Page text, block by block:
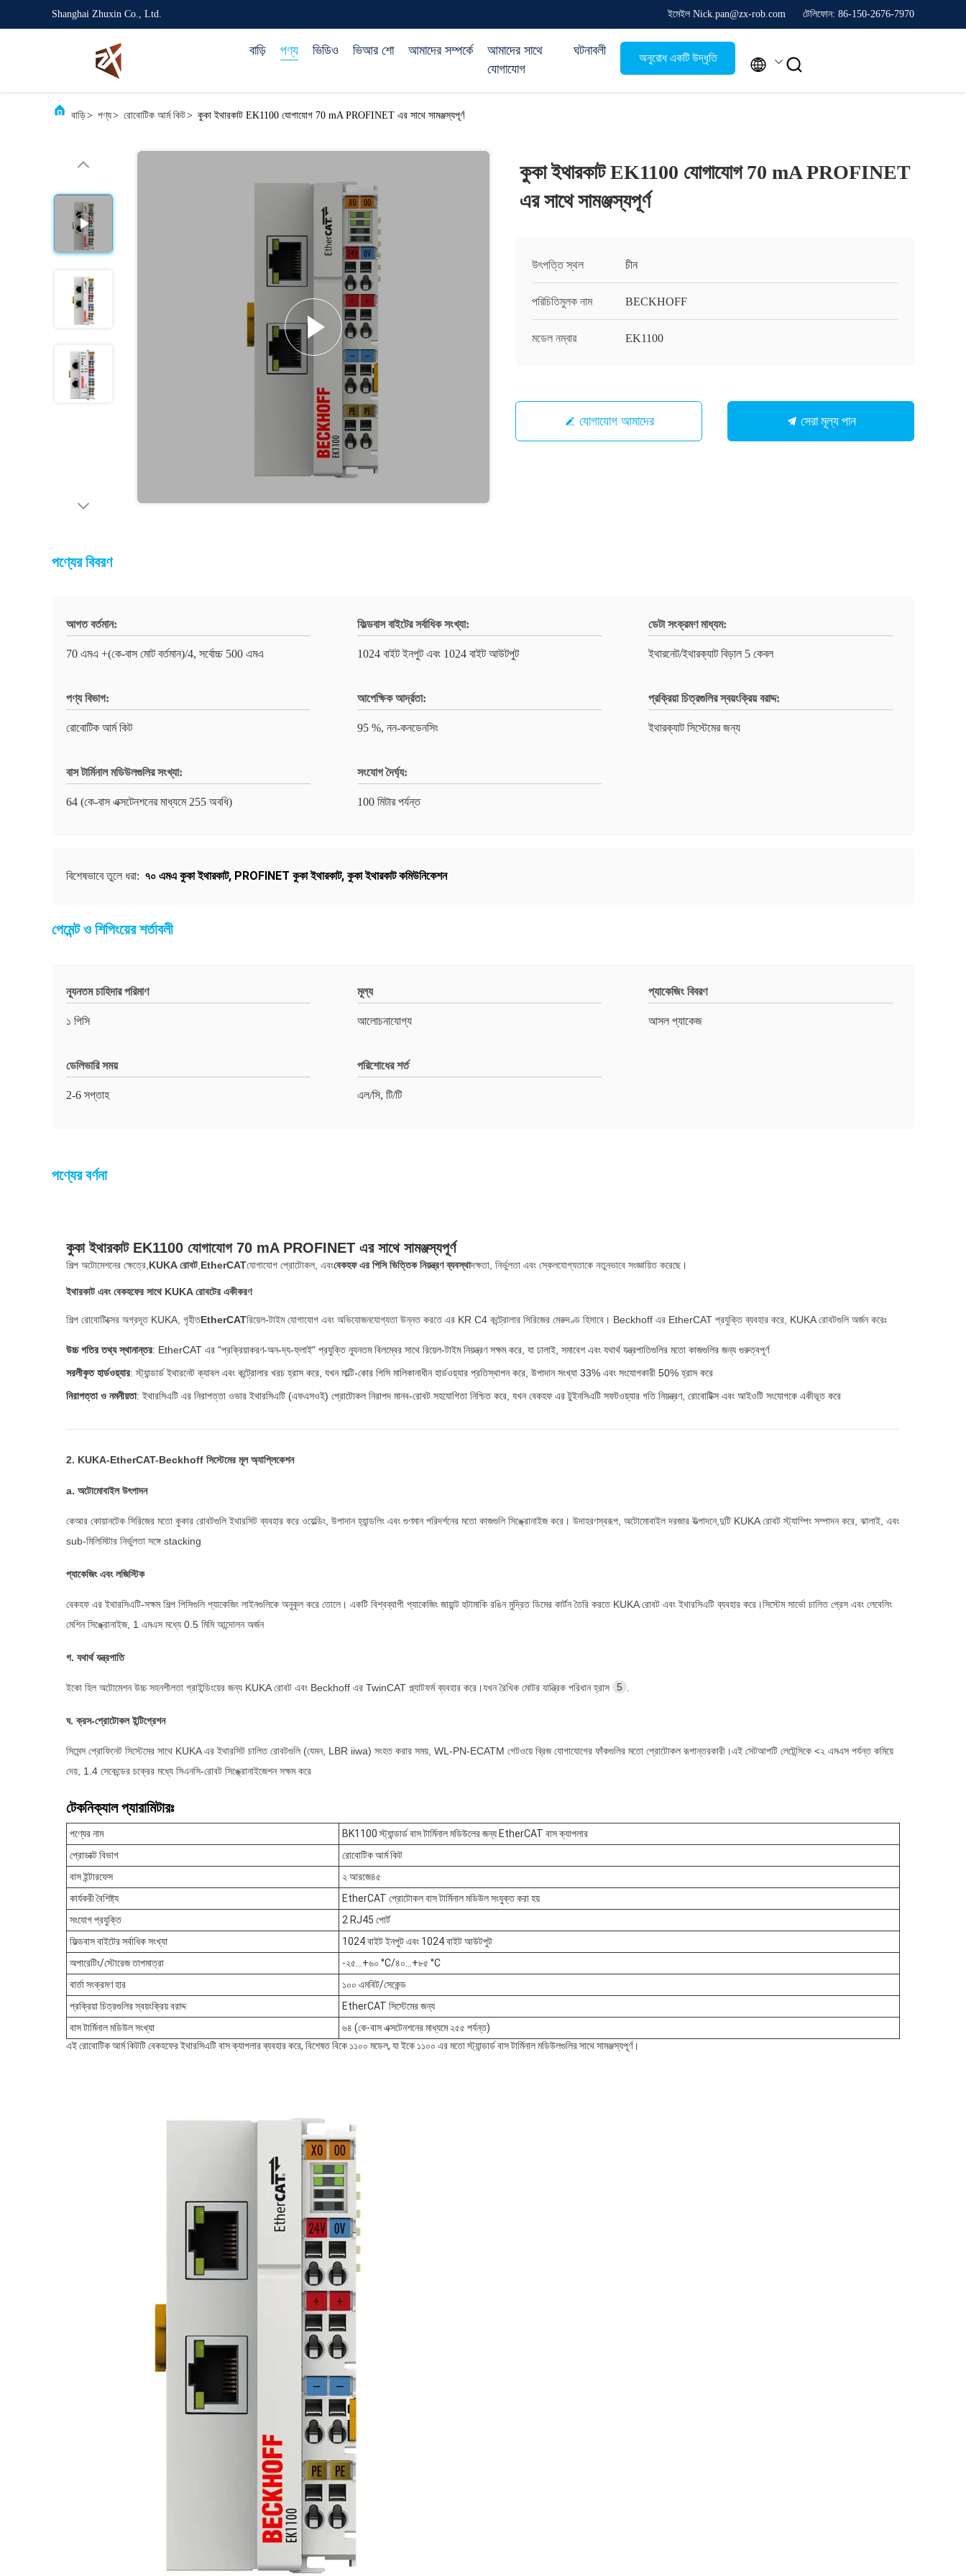
Shanghai Zhuxin Co., Ltd. ইমেইল Nick.pan@zx-rob.com টেলিফোন: 86-150-2676-7970
বাড়ি পণ্য ভিডিও ভিআর শো আমাদের সম্পর্কে
আমাদের সাথে
যোগাযোগ
ঘটনাবলী
অনুরোধ একটি উদ্ধৃতি  
বাড়ি> পণ্য> রোবোটিক আর্ম কিট> কুকা ইথারকাট EK1100 যোগাযোগ 70 mA PROFINET এর সাথে সামঞ্জস্যপূর্ণ
কুকা ইথারকাট EK1100 যোগাযোগ 70 mA PROFINET
এর সাথে সামঞ্জস্যপূর্ণ
উৎপত্তি স্থল চীন
পরিচিতিমুলক নাম BECKHOFF
মডেল নম্বার EK1100
যোগাযোগ আমাদের সেরা মূল্য পান
পণ্যের বিবরণ
আগত বর্তমান:
70 এমএ +(কে-বাস মোট বর্তমান)/4, সর্বোচ্চ 500 এমএ
ফিল্ডবাস বাইটের সর্বাধিক সংখ্যা:
1024 বাইট ইনপুট এবং 1024 বাইট আউটপুট
ডেটা সংক্রমণ মাধ্যম:
ইথারনেট/ইথারক্যাট বিড়াল 5 কেবল
পণ্য বিভাগ:
রোবোটিক আর্ম কিট
আপেক্ষিক আর্দ্রতা:
95 %, নন-কনডেনসিং
প্রক্রিয়া চিত্রগুলির স্বয়ংক্রিয় বরাদ্দ:
ইথারক্যাট সিস্টেমের জন্য
বাস টার্মিনাল মডিউলগুলির সংখ্যা:
64 (কে-বাস এক্সটেনশনের মাধ্যমে 255 অবধি)
সংযোগ দৈর্ঘ্য:
100 মিটার পর্যন্ত
বিশেষভাবে তুলে ধরা: ৭০ এমএ কুকা ইথারকাট, PROFINET কুকা ইথারকাট, কুকা ইথারকাট কমিউনিকেশন
পেমেন্ট ও শিপিংয়ের শর্তাবলী
ন্যূনতম চাহিদার পরিমাণ
১ পিসি
মূল্য
আলোচনাযোগ্য
প্যাকেজিং বিবরণ
আসল প্যাকেজ
ডেলিভারি সময়
2-6 সপ্তাহ
পরিশোধের শর্ত
এল/সি, টি/টি
পণ্যের বর্ণনা
কুকা ইথারকাট EK1100 যোগাযোগ 70 mA PROFINET এর সাথে সামঞ্জস্যপূর্ণ
শিল্প অটোমেশনের ক্ষেত্রে, KUKA রোবট, EtherCATযোগাযোগ প্রোটোকল, এবংবেকহফ এর পিসি ভিত্তিক নিয়ন্ত্রণ ব্যবস্থাদক্ষতা, নির্ভুলতা এবং স্কেলযোগ্যতাকে নতুনভাবে সংজ্ঞায়িত করেছে।
ইথারকাট এবং বেকহফের সাথে KUKA রোবটের একীকরণ
শিল্প রোবোটিক্সের অগ্রদূত KUKA, গৃহীতEtherCATরিয়েল-টাইম যোগাযোগ এবং অভিযোজনযোগ্যতা উন্নত করতে এর KR C4 কন্ট্রোলার সিরিজের মেরুদণ্ড হিসাবে। Beckhoff এর EtherCAT প্রযুক্তি ব্যবহার করে, KUKA রোবটগুলি অর্জন করেঃ
উচ্চ গতির তথ্য স্থানান্তর: EtherCAT এর "প্রক্রিয়াকরণ-অন-দ্য-ফ্লাই" প্রযুক্তি ন্যূনতম বিলম্বের সাথে রিয়েল-টাইম নিয়ন্ত্রণ সক্ষম করে, যা ঢালাই, সমাবেশ এবং যথার্থ যন্ত্রপাতিগুলির মতো কাজগুলির জন্য গুরুত্বপূর্ণ
সরলীকৃত হার্ডওয়্যার: স্ট্যান্ডার্ড ইথারনেট ক্যাবল এবং কন্ট্রোলার খরচ হ্রাস করে, যখন মাল্টি-কোর পিসি মালিকানাধীন হার্ডওয়্যার প্রতিস্থাপন করে, উপাদান সংখ্যা 33% এবং সংযোগকারী 50% হ্রাস করে
নিরাপত্তা ও নমনীয়তা: ইথারসিএটি এর নিরাপত্তা ওভার ইথারসিএটি (এফএসওই) প্রোটোকল নিরাপদ মানব-রোবট সহযোগিতা নিশ্চিত করে, যখন বেকহফ এর টুইনসিএটি সফটওয়্যার গতি নিয়ন্ত্রণ, রোবোটিক্স এবং আইওটি সংযোগকে একীভূত করে
2. KUKA-EtherCAT-Beckhoff সিস্টেমের মূল অ্যাপ্লিকেশন
a. অটোমোবাইল উৎপাদন
কেআর কোয়ানটেক সিরিজের মতো কুকার রোবটগুলি ইথারসিট ব্যবহার করে ওয়েল্ডিং, উপাদান হ্যান্ডলিং এবং গুণমান পরিদর্শনের মতো কাজগুলি সিঙ্ক্রোনাইজ করে। উদাহরণস্বরূপ, অটোমোবাইল দরজার উত্পাদনে,দুটি KUKA রোবট স্ট্যাম্পিং সম্পাদন করে, ঝালাই, এবং
sub-মিলিমিটার নির্ভুলতা সঙ্গে stacking
প্যাকেজিং এবং লজিস্টিক
বেকহফ এর ইথারসিএটি-সক্ষম শিল্প পিসিগুলি প্যাকেজিং লাইনগুলিকে অনুকূল করে তোলে। একটি বিশ্বব্যাপী প্যাকেজিং জায়ান্ট হুটামাকি রঙিন মুদ্রিত ডিমের কার্টন তৈরি করতে KUKA রোবট এবং ইথারসিএটি ব্যবহার করে।সিস্টেম সার্ভো চালিত প্রেস এবং লেবেলিং
মেশিন সিঙ্ক্রোনাইজ, 1 এমএস মধ্যে 0.5 মিমি আন্দোলন অর্জন
গ. যথার্থ যন্ত্রপাতি
ইকো হিল অটোমেশন উচ্চ সহনশীলতা গ্রাইন্ডিংয়ের জন্য KUKA রোবট এবং Beckhoff এর TwinCAT প্ল্যাটফর্ম ব্যবহার করে।যখন রৈখিক মোটর যান্ত্রিক পরিধান হ্রাস 5
ঘ. ক্রস-প্রোটোকল ইন্টিগ্রেশন
সিমেন্স প্রোফিনেট সিস্টেমের সাথে KUKA এর ইথারসিট চালিত রোবটগুলি (যেমন, LBR iiwa) সংহত করার সময়, WL-PN-ECATM গেটওয়ে ব্রিজ যোগাযোগের ফাঁকগুলির মতো প্রোটোকল রূপান্তরকারী।এই সেটআপটি লেটেন্সিকে <২ এমএস পর্যন্ত কমিয়ে
দেয়, 1.4 সেকেন্ডের চক্রের মধ্যে সিএনসি-রোবট সিঙ্ক্রোনাইজেশন সক্ষম করে
টেকনিক্যাল প্যারামিটারঃ
পণ্যের নাম
BK1100 স্ট্যান্ডার্ড বাস টার্মিনাল মডিউলের জন্য EtherCAT বাস ক্যাপলার
প্রোডাক্ট বিভাগ
রোবোটিক আর্ম কিট
বাস ইন্টারফেস
২ আরজে৪৫
কার্যকরী বৈশিষ্ট্য
EtherCAT প্রোটোকল বাস টার্মিনাল মডিউল সংযুক্ত করা হয়
সংযোগ প্রযুক্তি
2 RJ45 পোর্ট
ফিল্ডবাস বাইটের সর্বাধিক সংখ্যা
1024 বাইট ইনপুট এবং 1024 বাইট আউটপুট
অপারেটিং/স্টোরেজ তাপমাত্রা
-২৫...+৬০ °C/৪০...+৮৫ °C
বার্তা সংক্রমণ হার
১০০ এমবিট/সেকেন্ড
প্রক্রিয়া চিত্রগুলির স্বয়ংক্রিয় বরাদ্দ
EtherCAT সিস্টেমের জন্য
বাস টার্মিনাল মডিউল সংখ্যা
৬৪ (কে-বাস এক্সটেনশনের মাধ্যমে ২৫৫ পর্যন্ত)
এই রোবোটিক আর্ম কিটটি বেকহফের ইথারসিএটি বাস ক্যাপলার ব্যবহার করে, বিশেষত বিকে ১১০০ মডেল, যা ইকে ১১০০ এর মতো স্ট্যান্ডার্ড বাস টার্মিনাল মডিউলগুলির সাথে সামঞ্জস্যপূর্ণ।